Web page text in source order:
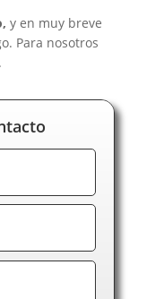
y en muy breve
Para nosotros